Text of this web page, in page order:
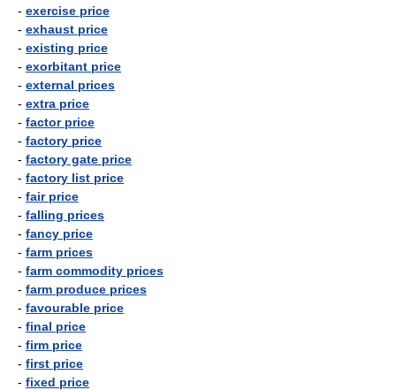
- exercise price
- exhaust price
- existing price
- exorbitant price
- external prices
- extra price
- factor price
- factory price
- factory gate price
- factory list price
- fair price
- falling prices
- fancy price
- farm prices
- farm commodity prices
- farm produce prices
- favourable price
- final price
- firm price
- first price
- fixed price